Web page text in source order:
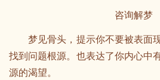
咨询解梦
梦见骨头，提示你不要被表面现
找到问题根源。也表达了你内心中
源的渴望。